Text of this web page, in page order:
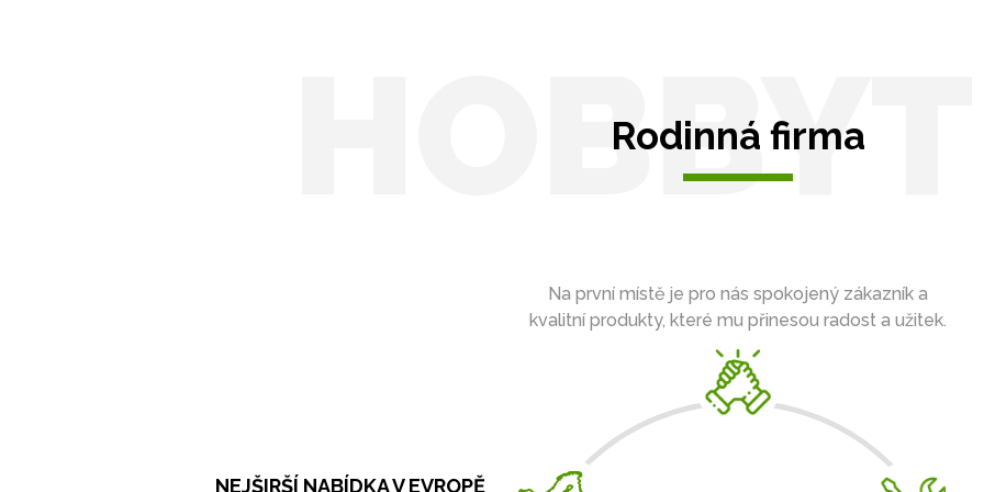
Rodinná firma
Na první místě je pro nás spokojený zákazník a
kvalitní produkty, které mu přinesou radost a užitek.
NEJŠIRŠÍ NABÍDKA V EVROPĚ